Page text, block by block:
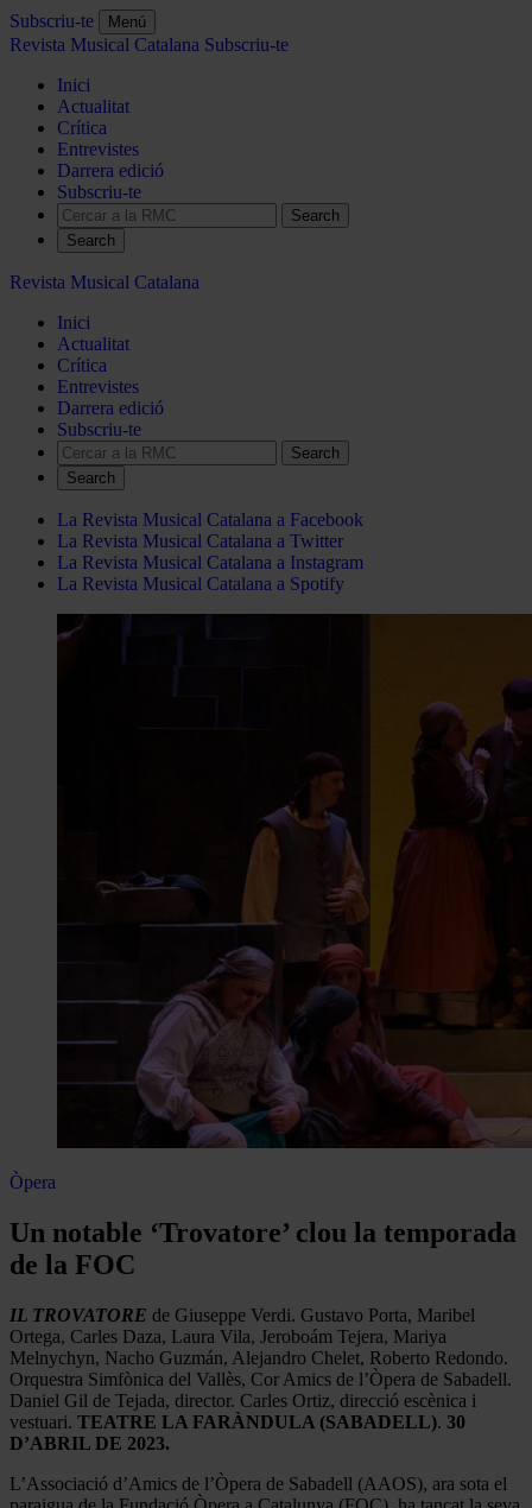
Subscriu-te Menú
Revista Musical Catalana Subscriu-te
Inici
Actualitat
Crítica
Entrevistes
Darrera edició
Subscriu-te
Search
Revista Musical Catalana
Inici
Actualitat
Crítica
Entrevistes
Darrera edició
Subscriu-te
Search
La Revista Musical Catalana a Facebook
La Revista Musical Catalana a Twitter
La Revista Musical Catalana a Instagram
La Revista Musical Catalana a Spotify
Òpera
Un notable ‘Trovatore’ clou la temporada
de la FOC
IL TROVATORE de Giuseppe Verdi. Gustavo Porta, Maribel
Ortega, Carles Daza, Laura Vila, Jeroboám Tejera, Mariya
Melnychyn, Nacho Guzmán, Alejandro Chelet, Roberto Redondo.
Orquestra Simfònica del Vallès, Cor Amics de l’Òpera de Sabadell.
Daniel Gil de Tejada, director. Carles Ortiz, direcció escènica i
vestuari. TEATRE LA FARÀNDULA (SABADELL). 30
D’ABRIL DE 2023.
L’Associació d’Amics de l’Òpera de Sabadell (AAOS), ara sota el